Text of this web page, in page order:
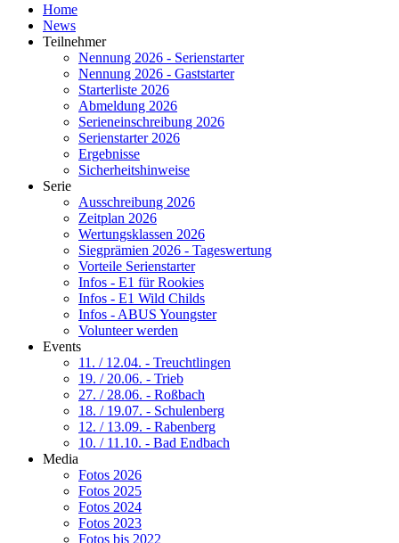
Home
News
Teilnehmer
Nennung 2026 - Serienstarter
Nennung 2026 - Gaststarter
Starterliste 2026
Abmeldung 2026
Serieneinschreibung 2026
Serienstarter 2026
Ergebnisse
Sicherheitshinweise
Serie
Ausschreibung 2026
Zeitplan 2026
Wertungsklassen 2026
Siegprämien 2026 - Tageswertung
Vorteile Serienstarter
Infos - E1 für Rookies
Infos - E1 Wild Childs
Infos - ABUS Youngster
Volunteer werden
Events
11. / 12.04. - Treuchtlingen
19. / 20.06. - Trieb
27. / 28.06. - Roßbach
18. / 19.07. - Schulenberg
12. / 13.09. - Rabenberg
10. / 11.10. - Bad Endbach
Media
Fotos 2026
Fotos 2025
Fotos 2024
Fotos 2023
Fotos bis 2022